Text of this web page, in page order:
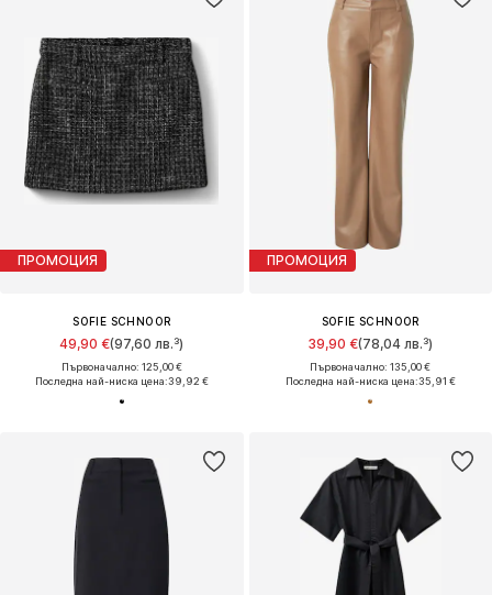
ПРОМОЦИЯ
SOFIE SCHNOOR
49,90 €(97,60 лв.³)
Първоначално: 125,00 €
Последна най-ниска цена:39,92 €
ПРОМОЦИЯ
SOFIE SCHNOOR
39,90 €(78,04 лв.³)
Първоначално: 135,00 €
Последна най-ниска цена:35,91 €